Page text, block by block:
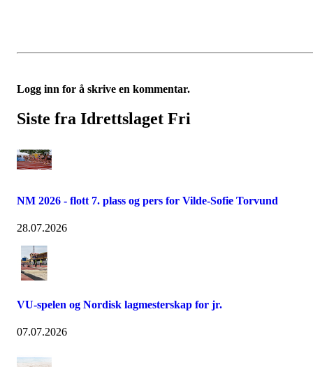
Logg inn for å skrive en kommentar.
Siste fra Idrettslaget Fri
NM 2026 - flott 7. plass og pers for Vilde-Sofie Torvund
28.07.2026
VU-spelen og Nordisk lagmesterskap for jr.
07.07.2026